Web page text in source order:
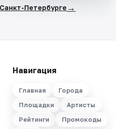
Петербурге →
Навигация
Главная
Города
Площадки
Артисты
Рейтинги
Промокоды